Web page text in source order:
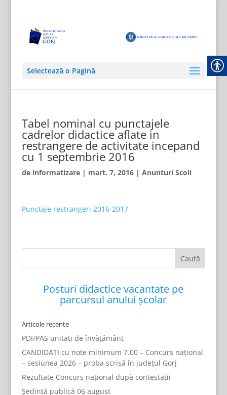
Selectează o Pagină
Tabel nominal cu punctajele
cadrelor didactice aflate in
restrangere de activitate incepand
cu 1 septembrie 2016
de informatizare| mart. 7, 2016| Anunturi Scoli
Punctaje restrangeri 2016-2017
Posturi didactice vacantate pe
parcursul anului școlar
Articole recente
PDI/PAS unitati de învățământ
CANDIDAȚI cu note minimum 7.00 – Concurs național
– sesiunea 2026 – proba scrisă în județul Gorj
Rezultate Concurs național după contestații
Ședință publică 06 august